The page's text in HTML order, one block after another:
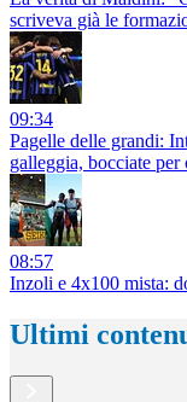
scriveva già le
09:34
Pagelle delle grandi:
galleggia, bocciate
08:57
Inzoli e 4x100 mista:
Ultimi